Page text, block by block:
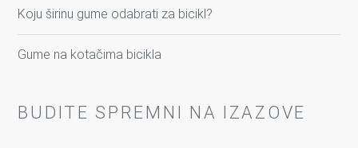
Koju širinu gume odabrati za bicikl?
Gume na kotačima bicikla
BUDITE SPREMNI NA IZAZOVE